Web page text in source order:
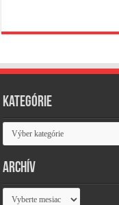
Kategórie
Kategórie
Archív
Archív